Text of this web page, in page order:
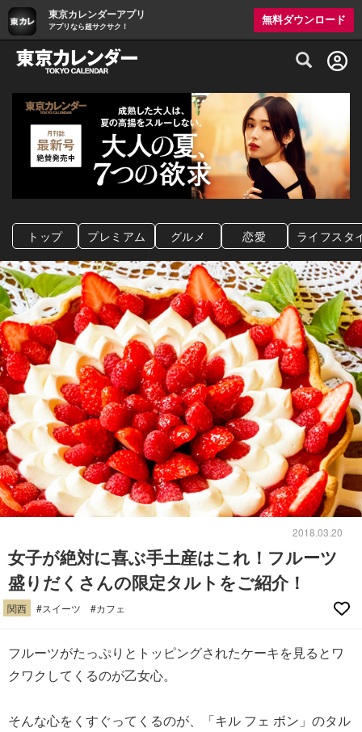
東京カレンダーアプリ
アプリなら超サクサク！
無料ダウンロード
グルメ情報・プレミアムレストラン予約
トップ プレミアム グルメ 恋愛 ライフスタ
2018.03.20
女子が絶対に喜ぶ手土産はこれ！フルーツ
盛りだくさんの限定タルトをご紹介！
関西 #スイーツ #カフェ
フルーツがたっぷりとトッピングされたケーキを見るとワ
クワクしてくるのが乙女心。
そんな心をくすぐってくるのが、「キル フェ ボン」のタル